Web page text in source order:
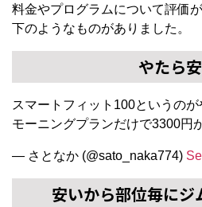
料金やプログラムについて評価
下のようなものがありました。
やたら
スマートフィット100というの
モーニングプランだけで3300円
— さとなか (@sato_naka774)
安いから部位毎にジ